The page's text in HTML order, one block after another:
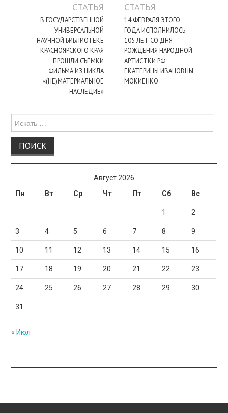
записи
СТАТЬЯ
В ГОСУДАРСТВЕННОЙ
УНИВЕРСАЛЬНОЙ
НАУЧНОЙ БИБЛИОТЕКЕ
КРАСНОЯРСКОГО КРАЯ
ПРОШЛИ СЪЕМКИ
ФИЛЬМА ИЗ ЦИКЛА
«(НЕ)МАТЕРИАЛЬНОЕ
НАСЛЕДИЕ»
СТАТЬЯ
14 ФЕВРАЛЯ ЭТОГО
ГОДА ИСПОЛНИЛОСЬ
105 ЛЕТ СО ДНЯ
РОЖДЕНИЯ НАРОДНОЙ
АРТИСТКИ РФ
ЕКАТЕРИНЫ ИВАНОВНЫ
МОКИЕНКО
для:
Август 2026
Пн
Вт Ср Чт Пт Сб Вс
1 2
3 4 5 6 7 8 9
10 11 12 13 14 15 16
17 18 19 20 21 22 23
24 25 26 27 28 29 30
31
« Июл